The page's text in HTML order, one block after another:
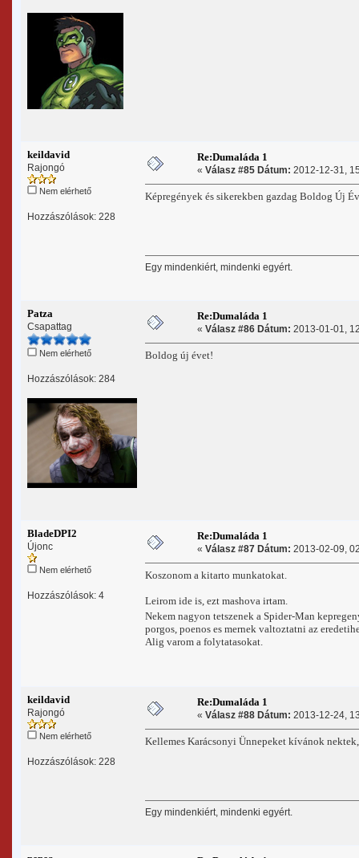
keildavid
Rajongó
Nem elérhető
Hozzászólások: 228
Re:Dumaláda 1
« Válasz #85 Dátum: 2012-12-31,
Képregények és sikerekben gazdag Boldog Új
Egy mindenkiért, mindenki egyért.
Patza
Csapattag
Nem elérhető
Hozzászólások: 284
Re:Dumaláda 1
« Válasz #86 Dátum: 2013-01-01,
Boldog új évet!
BladeDPI2
Újonc
Nem elérhető
Hozzászólások: 4
Re:Dumaláda 1
« Válasz #87 Dátum: 2013-02-09,
Koszonom a kitarto munkatokat.
Leirom ide is, ezt mashova irtam.
Nekem nagyon tetszenek a Spider-Man
porgos, poenos es mernek valtoztatni az
Alig varom a folytatasokat.
keildavid
Rajongó
Nem elérhető
Hozzászólások: 228
Re:Dumaláda 1
« Válasz #88 Dátum: 2013-12-24,
Kellemes Karácsonyi Ünnepeket kívánok
Egy mindenkiért, mindenki egyért.